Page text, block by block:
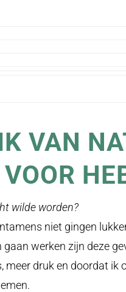
VAN
wilde worden?
niet gingen
werken zijn deze
meer druk en doordat ik